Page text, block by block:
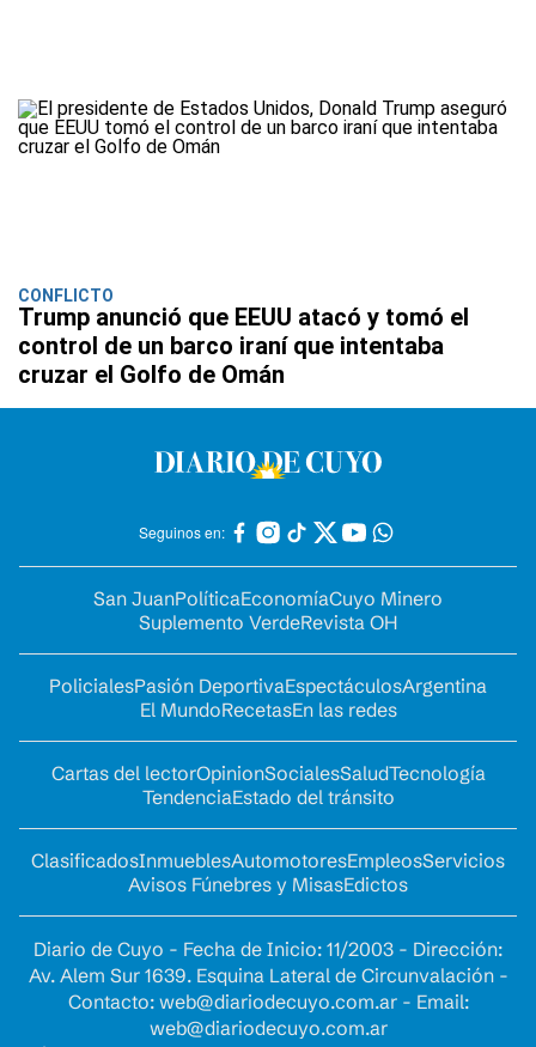
CONFLICTO
Trump anunció que EEUU atacó y tomó el
control de un barco iraní que intentaba
cruzar el Golfo de Omán
Seguinos en:
San JuanPolíticaEconomíaCuyo Minero
Suplemento VerdeRevista OH
PolicialesPasión DeportivaEspectáculosArgentina
El MundoRecetasEn las redes
Cartas del lectorOpinionSocialesSaludTecnología
TendenciaEstado del tránsito
ClasificadosInmueblesAutomotoresEmpleosServicios
Avisos Fúnebres y MisasEdictos
Diario de Cuyo - Fecha de Inicio: 11/2003 - Dirección:
Av. Alem Sur 1639. Esquina Lateral de Circunvalación -
Contacto: web@diariodecuyo.com.ar- Email:
web@diariodecuyo.com.ar